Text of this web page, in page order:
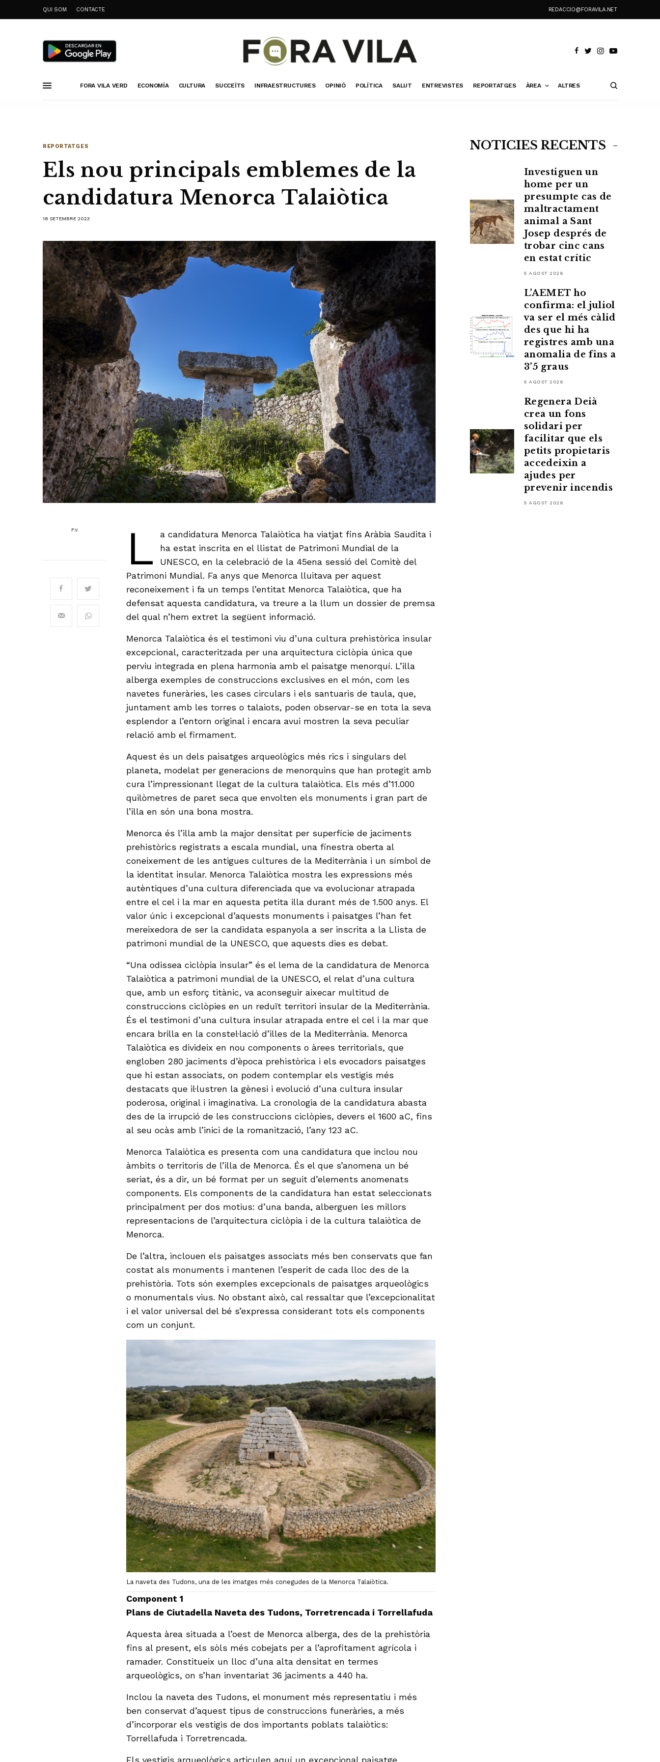
QUI SOM CONTACTE REDACCIO@FORAVILA.NET
FORA VILA VERD ECONOMÍA CULTURA SUCCEÏTS INFRAESTRUCTURES OPINIÓ POLÍTICA SALUT ENTREVISTES REPORTATGES ÀREA ALTRES
REPORTATGES
Els nou principals emblemes de la
candidatura Menorca Talaiòtica
18 SETEMBRE 2023
F.V. L
a candidatura Menorca Talaiòtica ha viatjat fins Aràbia Saudita i
ha estat inscrita en el llistat de Patrimoni Mundial de la
UNESCO, en la celebració de la 45ena sessió del Comitè del
Patrimoni Mundial. Fa anys que Menorca lluitava per aquest
reconeixement i fa un temps l’entitat Menorca Talaiòtica, que ha
defensat aquesta candidatura, va treure a la llum un dossier de premsa
del qual n’hem extret la següent informació.
Menorca Talaiòtica és el testimoni viu d’una cultura prehistòrica insular
excepcional, caracteritzada per una arquitectura ciclòpia única que
perviu integrada en plena harmonia amb el paisatge menorquí. L’illa
alberga exemples de construccions exclusives en el món, com les
navetes funeràries, les cases circulars i els santuaris de taula, que,
juntament amb les torres o talaiots, poden observar-se en tota la seva
esplendor a l’entorn original i encara avui mostren la seva peculiar
relació amb el firmament.
Aquest és un dels paisatges arqueològics més rics i singulars del
planeta, modelat per generacions de menorquins que han protegit amb
cura l’impressionant llegat de la cultura talaiòtica. Els més d’11.000
quilòmetres de paret seca que envolten els monuments i gran part de
l’illa en són una bona mostra.
Menorca és l’illa amb la major densitat per superfície de jaciments
prehistòrics registrats a escala mundial, una finestra oberta al
coneixement de les antigues cultures de la Mediterrània i un símbol de
la identitat insular. Menorca Talaiòtica mostra les expressions més
autèntiques d’una cultura diferenciada que va evolucionar atrapada
entre el cel i la mar en aquesta petita illa durant més de 1.500 anys. El
valor únic i excepcional d’aquests monuments i paisatges l’han fet
mereixedora de ser la candidata espanyola a ser inscrita a la Llista de
patrimoni mundial de la UNESCO, que aquests dies es debat.
“Una odissea ciclòpia insular” és el lema de la candidatura de Menorca
Talaiòtica a patrimoni mundial de la UNESCO, el relat d’una cultura
que, amb un esforç titànic, va aconseguir aixecar multitud de
construccions ciclòpies en un reduït territori insular de la Mediterrània.
És el testimoni d’una cultura insular atrapada entre el cel i la mar que
encara brilla en la constel·lació d’illes de la Mediterrània. Menorca
Talaiòtica es divideix en nou components o àrees territorials, que
engloben 280 jaciments d’època prehistòrica i els evocadors paisatges
que hi estan associats, on podem contemplar els vestigis més
destacats que il·lustren la gènesi i evolució d’una cultura insular
poderosa, original i imaginativa. La cronologia de la candidatura abasta
des de la irrupció de les construccions ciclòpies, devers el 1600 aC, fins
al seu ocàs amb l’inici de la romanització, l’any 123 aC.
Menorca Talaiòtica es presenta com una candidatura que inclou nou
àmbits o territoris de l’illa de Menorca. És el que s’anomena un bé
seriat, és a dir, un bé format per un seguit d’elements anomenats
components. Els components de la candidatura han estat seleccionats
principalment per dos motius: d’una banda, alberguen les millors
representacions de l’arquitectura ciclòpia i de la cultura talaiòtica de
Menorca.
De l’altra, inclouen els paisatges associats més ben conservats que fan
costat als monuments i mantenen l’esperit de cada lloc des de la
prehistòria. Tots són exemples excepcionals de paisatges arqueològics
o monumentals vius. No obstant això, cal ressaltar que l’excepcionalitat
i el valor universal del bé s’expressa considerant tots els components
com un conjunt.
La naveta des Tudons, una de les imatges més conegudes de la Menorca Talaiòtica.
Component 1
Plans de Ciutadella Naveta des Tudons, Torretrencada i Torrellafuda
Aquesta àrea situada a l’oest de Menorca alberga, des de la prehistòria
fins al present, els sòls més cobejats per a l’aprofitament agrícola i
ramader. Constitueix un lloc d’una alta densitat en termes
arqueològics, on s’han inventariat 36 jaciments a 440 ha.
Inclou la naveta des Tudons, el monument més representatiu i més
ben conservat d’aquest tipus de construccions funeràries, a més
d’incorporar els vestigis de dos importants poblats talaiòtics:
Torrellafuda i Torretrencada.
Els vestigis arqueològics articulen aquí un excepcional paisatge
NOTÍCIES RECENTS
Investiguen un
home per un
presumpte cas de
maltractament
animal a Sant
Josep després de
trobar cinc cans
en estat crític
5 AGOST 2026
L’AEMET ho
confirma: el juliol
va ser el més càlid
des que hi ha
registres amb una
anomalia de fins a
3’5 graus
5 AGOST 2026
Regenera Deià
crea un fons
solidari per
facilitar que els
petits propietaris
accedeixin a
ajudes per
prevenir incendis
5 AGOST 2026